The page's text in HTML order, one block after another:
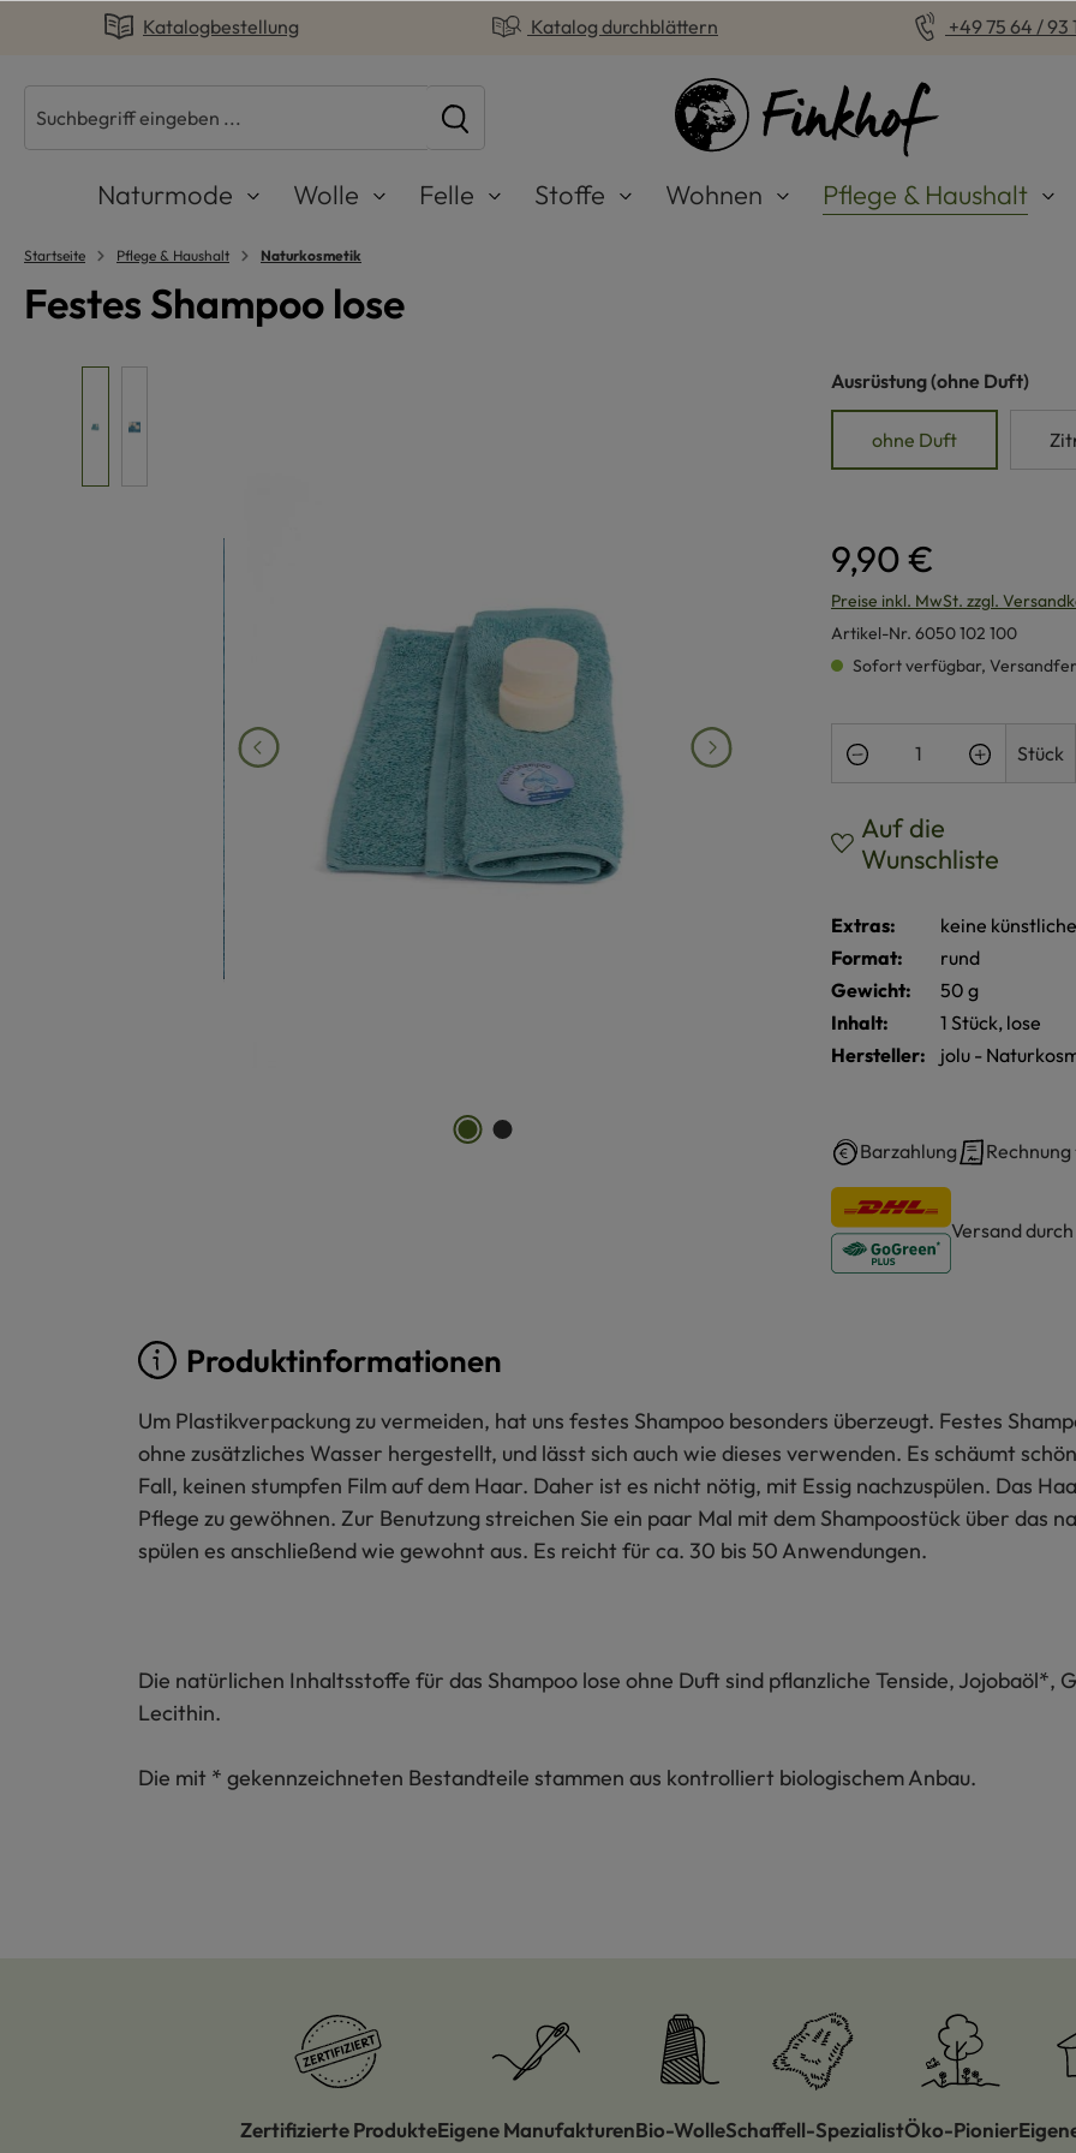
Zur Hauptnavigation springen
Katalogbestellung Katalog durchblättern +49 75 64 / 93
Naturmode Wolle Felle Stoffe Wohnen Pflege & Haushalt
Startseite Pflege & Haushalt Naturkosmetik
Festes Shampoo lose
Ausrüstungauswählen
(ohne Duft)
ohne Duft
9,90 €
Preise inkl. MwSt. zzgl.
Artikel-Nr. 6050 102 100
Sofort verfügbar,
Produkt Anzahl:
Stück
Auf die
Wunschliste
Extras:
keine
Format:
rund
Gewicht:
50 g
Inhalt:
1 Stück, lose
Hersteller:
jolu -
Barzahlung Rechnung
Versand
Produktinformationen
Um Plastikverpackung zu vermeiden, hat uns festes Shampoo besonders überzeugt. Festes
ohne zusätzliches Wasser hergestellt, und lässt sich auch wie dieses verwenden. Es schäumt
Fall, keinen stumpfen Film auf dem Haar. Daher ist es nicht nötig, mit Essig nachzuspülen. Das
Pflege zu gewöhnen. Zur Benutzung streichen Sie ein paar Mal mit dem Shampoostück über das
spülen es anschließend wie gewohnt aus. Es reicht für ca. 30 bis 50 Anwendungen.
Die natürlichen Inhaltsstoffe für das Shampoo lose ohne Duft sind pflanzliche Tenside, Jojobaöl*,
Lecithin.
Die mit * gekennzeichneten Bestandteile stammen aus kontrolliert biologischem Anbau.
Zertifizierte ProdukteEigene ManufakturenBio-WolleSchaffell-SpezialistÖko-Pionier